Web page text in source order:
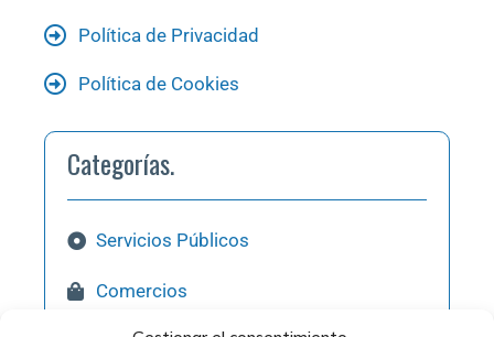
Política de Privacidad
Política de Cookies
Categorías.
Servicios Públicos
Comercios